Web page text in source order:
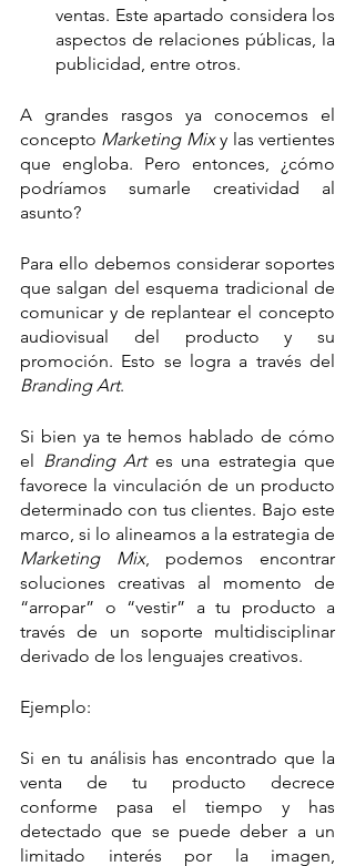
ventas. Este apartado considera los
aspectos de relaciones públicas, la
publicidad, entre otros.
A grandes rasgos ya conocemos el
concepto Marketing Mix y las vertientes
que engloba. Pero entonces, ¿cómo
podríamos sumarle creatividad al
asunto?
Para ello debemos considerar soportes
que salgan del esquema tradicional de
comunicar y de replantear el concepto
audiovisual del producto y su
Branding Art.
Si bien ya te hemos hablado de cómo
el Branding Art es una estrategia que
favorece la vinculación de un producto
determinado con tus clientes. Bajo este
Marketing Mix, podemos encontrar
soluciones creativas al momento de
“arropar” o “vestir” a tu producto a
través de un soporte multidisciplinar
derivado de los lenguajes creativos.
Ejemplo:
Si en tu análisis has encontrado que la
venta de tu producto decrece
conforme pasa el tiempo y has
detectado que se puede deber a un
limitado interés por la imagen,